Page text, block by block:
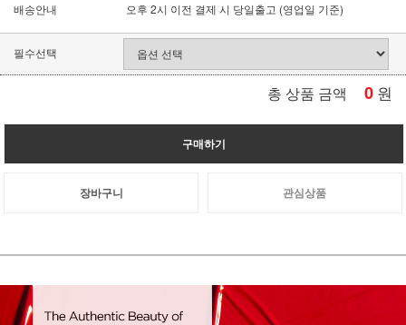
배송안내
오후 2시 이전 결제 시 당일출고 (영업일 기준)
필수선택
총 상품 금액 0 원
구매하기
장바구니 관심상품